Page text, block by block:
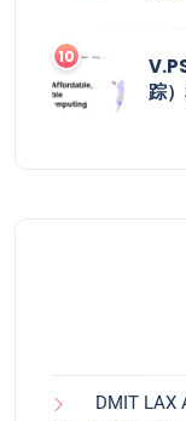
踪
DMIT LAX